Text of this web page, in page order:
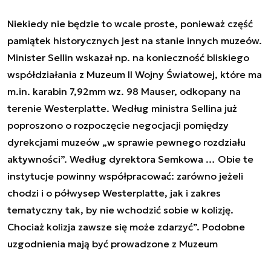
Niekiedy nie będzie to wcale proste, ponieważ część
pamiątek historycznych jest na stanie innych muzeów.
Minister Sellin wskazał np. na konieczność bliskiego
współdziałania z Muzeum II Wojny Światowej, które ma
m.in. karabin 7,92mm wz. 98 Mauser, odkopany na
terenie Westerplatte. Według ministra Sellina już
poproszono o rozpoczęcie negocjacji pomiędzy
dyrekcjami muzeów „w sprawie pewnego rozdziału
aktywności”. Według dyrektora Semkowa … Obie te
instytucje powinny współpracować: zarówno jeżeli
chodzi i o półwysep Westerplatte, jak i zakres
tematyczny tak, by nie wchodzić sobie w kolizję.
Chociaż kolizja zawsze się może zdarzyć”. Podobne
uzgodnienia mają być prowadzone z Muzeum